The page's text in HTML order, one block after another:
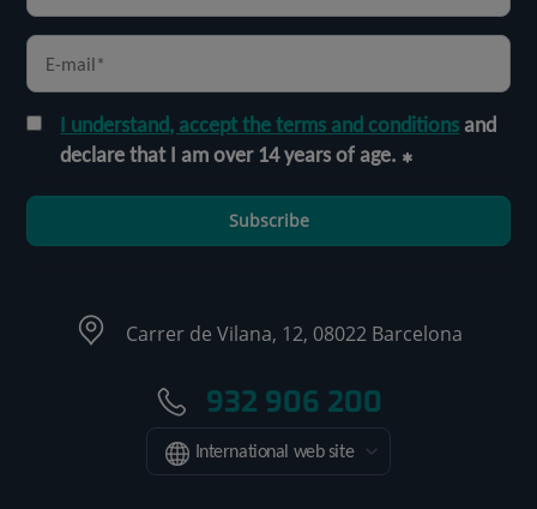
I understand, accept the terms and conditionsand
declare that I am over 14 years of age.
Subscribe
Carrer de Vilana, 12, 08022 Barcelona
932 906 200
International web site